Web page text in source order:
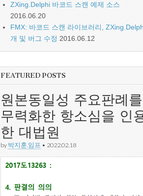
ZXing.Delphi 바코드 스캔 예제 소스
2016.06.20
FMX: 바코드 스캔 라이브러리,
개 및 버그 수정 2016.06.12
FEATURED POSTS
원본동일성 주요판례를
무력화한 항소심을 인
한 대법원
by 박지훈.임프 • 2022.02.18